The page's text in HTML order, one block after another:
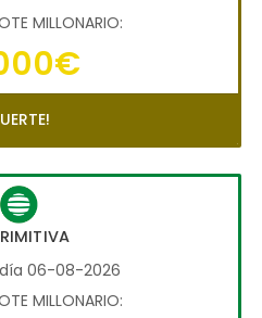
MILLONARIO:
06-08-2026
MILLONARIO: